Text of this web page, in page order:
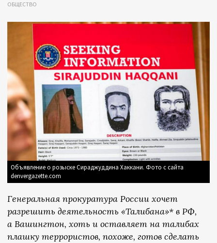
ОБЩЕСТВО
Объявление о розыске Сираджуддина Хаккани. Фото с сайта
denvergazette.com
Генеральная прокуратура России хочет
разрешить деятельность «Талибана»* в РФ,
а Вашингтон, хоть и оставляет на талибах
плашку террористов, похоже, готов сделать